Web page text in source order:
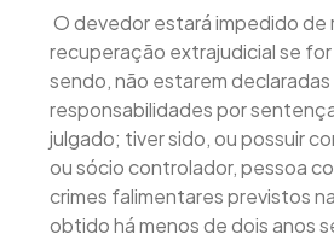
O devedor estará impedido de
recuperação extrajudicial se
sendo, não estarem
responsabilidades por
julgado; tiver sido, ou possuir
ou sócio controlador, pessoa
crimes falimentares previstos
obtido há menos de dois anos